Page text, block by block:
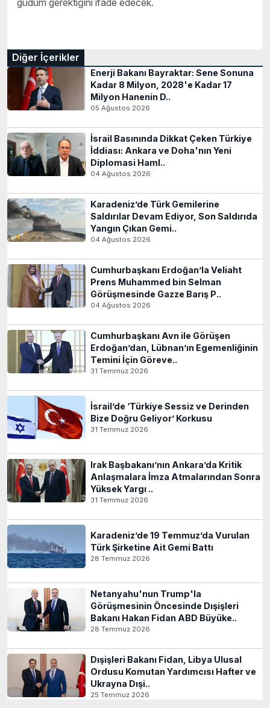
Diğer İçerikler
Enerji Bakanı Bayraktar: Sene Sonuna
Kadar 8 Milyon, 2028'e Kadar 17
Milyon Hanenin D..
05 Ağustos 2026
İsrail Basınında Dikkat Çeken Türkiye
İddiası: Ankara ve Doha'nın Yeni
Diplomasi Haml..
04 Ağustos 2026
Karadeniz’de Türk Gemilerine
Saldırılar Devam Ediyor, Son Saldırıda
Yangın Çıkan Gemi..
04 Ağustos 2026
Cumhurbaşkanı Erdoğan’la Veliaht
Prens Muhammed bin Selman
Görüşmesinde Gazze Barış P..
04 Ağustos 2026
Cumhurbaşkanı Avn ile Görüşen
Erdoğan’dan, Lübnan’ın Egemenliğinin
Temini İçin Göreve..
31 Temmuz 2026
İsrail’de ‘Türkiye Sessiz ve Derinden
Bize Doğru Geliyor’ Korkusu
31 Temmuz 2026
Irak Başbakanı’nın Ankara’da Kritik
Anlaşmalara İmza Atmalarından Sonra
Yüksek Yargı ..
31 Temmuz 2026
Karadeniz’de 19 Temmuz’da Vurulan
Türk Şirketine Ait Gemi Battı
28 Temmuz 2026
Netanyahu'nun Trump'la
Görüşmesinin Öncesinde Dışişleri
Bakanı Hakan Fidan ABD Büyüke..
28 Temmuz 2026
Dışişleri Bakanı Fidan, Libya Ulusal
Ordusu Komutan Yardımcısı Hafter ve
Ukrayna Dışi..
25 Temmuz 2026